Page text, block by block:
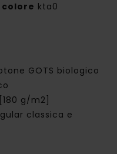
colore kta0
GOTS biologico
g/m2]
classica e